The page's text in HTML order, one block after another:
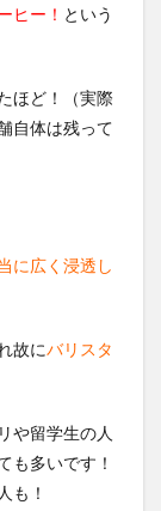
ヒー！ という
ほど！（実際
自体は残って
に広く浸透し
故にバリスタ
や留学生の人
も多いです！
も！